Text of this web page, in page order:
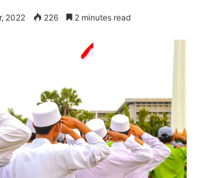
2022 226 2 minutes read